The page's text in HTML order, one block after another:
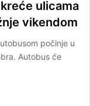
ulicama
vikendom
počinje u
Autobus će